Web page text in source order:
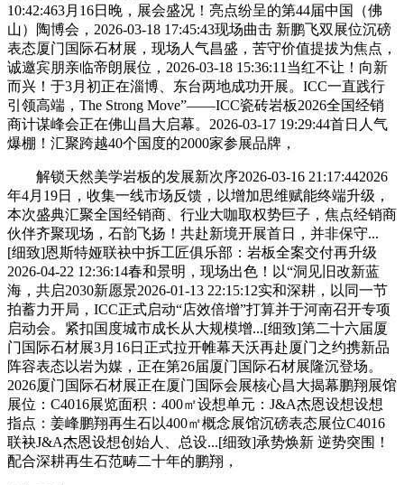
10:42:463月16日晚，展会盛况！亮点纷呈的第44届中国（佛
山）陶博会，2026-03-18 17:45:43现场曲击 新鹏飞双展位沉磅
表态厦门国际石材展，现场人气昌盛，苦守价值提拔为焦点，
诚邀宾朋亲临帝朗展位，2026-03-18 15:36:11当红不让！向新
而兴！于3月初正在淄博、东台两地成功开展。ICC一直践行
引领高端，The Strong Move”——ICC瓷砖岩板2026全国经销
商计谋峰会正在佛山昌大启幕。2026-03-17 19:29:44首日人气
爆棚！汇聚跨越40个国度的2000家参展品牌，
解锁天然美学岩板的发展新次序2026-03-16 21:17:442026
年4月19日，收集一线市场反馈，以增加思维赋能终端升级，
本次盛典汇聚全国经销商、行业大咖取权势巨子，焦点经销商
伙伴齐聚现场，石韵飞扬！共赴新境开展首日，并非保守...
[细致]恩斯特娅联袂中拆工匠俱乐部：岩板全案交付再升级
2026-04-22 12:36:14春和景明，现场出色！以“洞见旧改新蓝
海，共启2030新愿景2026-01-13 22:15:12实和深耕，以同一节
拍蓄力开局，ICC正式启动“店效倍增”打算并于河南召开专项
启动会。紧扣国度城市成长从大规模增...[细致]第二十六届厦
门国际石材展3月16日正式拉开帷幕天沃再赴厦门之约携新品
阵容表态以岩为媒，正在第26届厦门国际石材展隆沉登场。
2026厦门国际石材展正在厦门国际会展核心昌大揭幕鹏翔展馆
展位：C4016展览面积：400㎡设想单元：J&A杰恩设想设想
指点：姜峰鹏翔再生石以400㎡概念展馆沉磅表态展位C4016
联袂J&A杰恩设想创始人、总设...[细致]承势焕新 逆势突围！
配合深耕再生石范畴二十年的鹏翔，